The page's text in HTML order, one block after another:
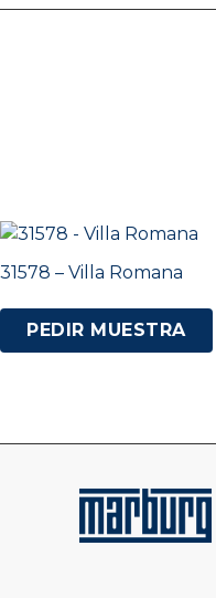
31578 – Villa Romana
PEDIR MUESTRA